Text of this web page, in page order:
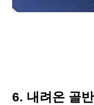
6. 내려온 골